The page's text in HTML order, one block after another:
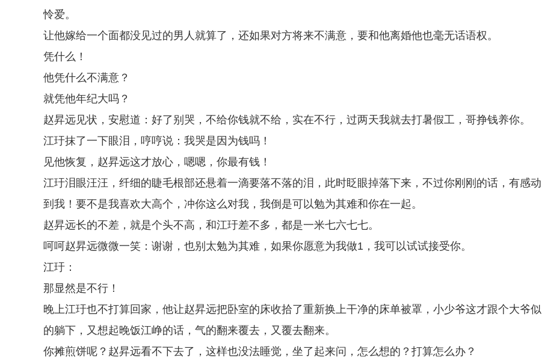
怜爱。
让他嫁给一个面都没见过的男人就算了，还如果对方将来不满意，要和他离婚他也毫无话语权。
凭什么！
他凭什么不满意？
就凭他年纪大吗？
赵昇远见状，安慰道：好了别哭，不给你钱就不给，实在不行，过两天我就去打暑假工，哥挣钱养你。
江玗抹了一下眼泪，哼哼说：我哭是因为钱吗！
见他恢复，赵昇远这才放心，嗯嗯，你最有钱！
江玗泪眼汪汪，纤细的睫毛根部还悬着一滴要落不落的泪，此时眨眼掉落下来，不过你刚刚的话，有感动
到我！要不是我喜欢大高个，冲你这么对我，我倒是可以勉为其难和你在一起。
赵昇远长的不差，就是个头不高，和江玗差不多，都是一米七六七七。
呵呵赵昇远微微一笑：谢谢，也别太勉为其难，如果你愿意为我做1，我可以试试接受你。
江玗：
那显然是不行！
晚上江玗也不打算回家，他让赵昇远把卧室的床收拾了重新换上干净的床单被罩，小少爷这才跟个大爷似
的躺下，又想起晚饭江峥的话，气的翻来覆去，又覆去翻来。
你摊煎饼呢？赵昇远看不下去了，这样也没法睡觉，坐了起来问，怎么想的？打算怎么办？